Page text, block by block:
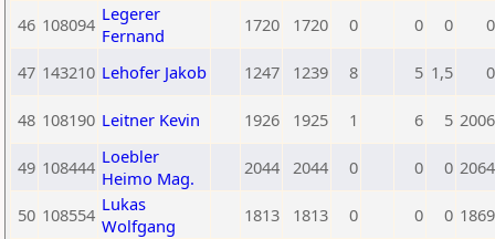
46 108094 Legerer
Fernand
1720 1720 0 0 0 0
47 143210 Lehofer Jakob 1247 1239 8 5 1,5 0
48 108190 Leitner Kevin 1926 1925 1 6 5 2006
49 108444 Loebler
Heimo Mag.
2044 2044 0 0 0 2064
50 108554 Lukas
Wolfgang
1813 1813 0 0 0 1869